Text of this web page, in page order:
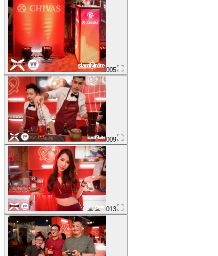
005
009
013